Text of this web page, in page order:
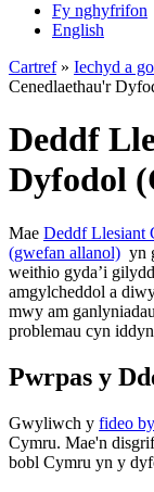
Fy nghyfrifon
English
Cartref» Iechyd a
Cenedlaethau'r
Deddf
Dyfodol
Mae Deddf Llesiant
(gwefan allanol) yn
weithio gyda’i
amgylcheddol a
mwy am
problemau cyn
Pwrpas y
Gwyliwch y fideo
Cymru. Mae'n
bobl Cymru yn y